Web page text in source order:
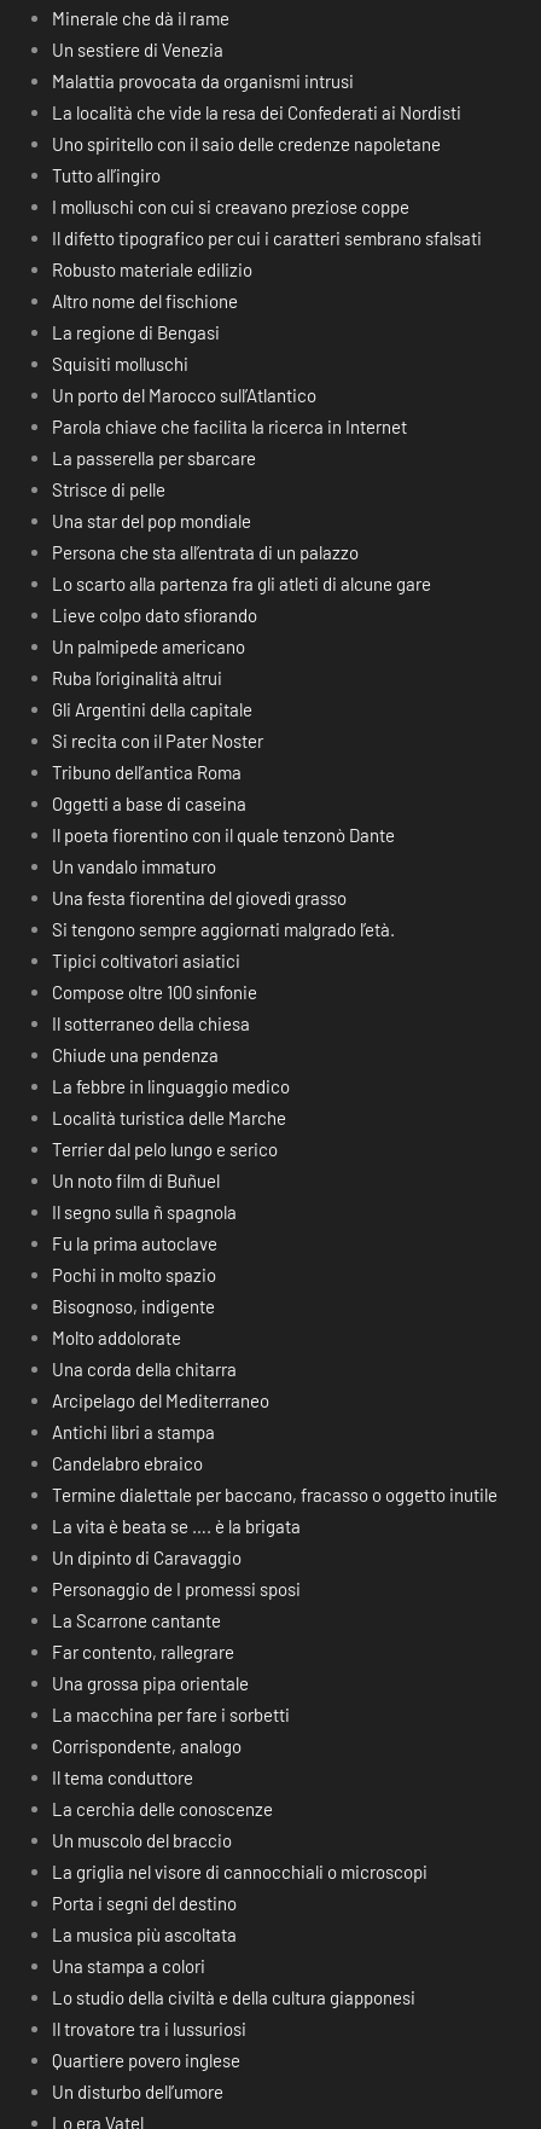
Minerale che dà il rame
Un sestiere di Venezia
Malattia provocata da organismi intrusi
La località che vide la resa dei Confederati ai Nordisti
Uno spiritello con il saio delle credenze napoletane
Tutto all’ingiro
I molluschi con cui si creavano preziose coppe
Il difetto tipografico per cui i caratteri sembrano sfalsati
Robusto materiale edilizio
Altro nome del fischione
La regione di Bengasi
Squisiti molluschi
Un porto del Marocco sull’Atlantico
Parola chiave che facilita la ricerca in Internet
La passerella per sbarcare
Strisce di pelle
Una star del pop mondiale
Persona che sta all’entrata di un palazzo
Lo scarto alla partenza fra gli atleti di alcune gare
Lieve colpo dato sfiorando
Un palmipede americano
Ruba l’originalità altrui
Gli Argentini della capitale
Si recita con il Pater Noster
Tribuno dell’antica Roma
Oggetti a base di caseina
Il poeta fiorentino con il quale tenzonò Dante
Un vandalo immaturo
Una festa fiorentina del giovedì grasso
Si tengono sempre aggiornati malgrado l’età.
Tipici coltivatori asiatici
Compose oltre 100 sinfonie
Il sotterraneo della chiesa
Chiude una pendenza
La febbre in linguaggio medico
Località turistica delle Marche
Terrier dal pelo lungo e serico
Un noto film di Buñuel
Il segno sulla ñ spagnola
Fu la prima autoclave
Pochi in molto spazio
Bisognoso, indigente
Molto addolorate
Una corda della chitarra
Arcipelago del Mediterraneo
Antichi libri a stampa
Candelabro ebraico
Termine dialettale per baccano, fracasso o oggetto inutile
La vita è beata se …. è la brigata
Un dipinto di Caravaggio
Personaggio de I promessi sposi
La Scarrone cantante
Far contento, rallegrare
Una grossa pipa orientale
La macchina per fare i sorbetti
Corrispondente, analogo
Il tema conduttore
La cerchia delle conoscenze
Un muscolo del braccio
La griglia nel visore di cannocchiali o microscopi
Porta i segni del destino
La musica più ascoltata
Una stampa a colori
Lo studio della civiltà e della cultura giapponesi
Il trovatore tra i lussuriosi
Quartiere povero inglese
Un disturbo dell’umore
Lo era Vatel